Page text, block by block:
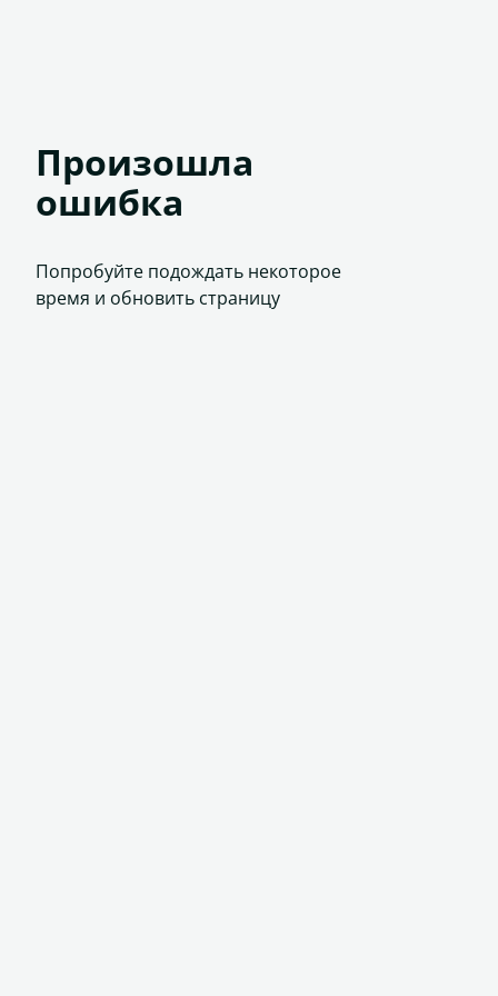
Произошла
ошибка
Попробуйте подождать некоторое
время и обновить страницу